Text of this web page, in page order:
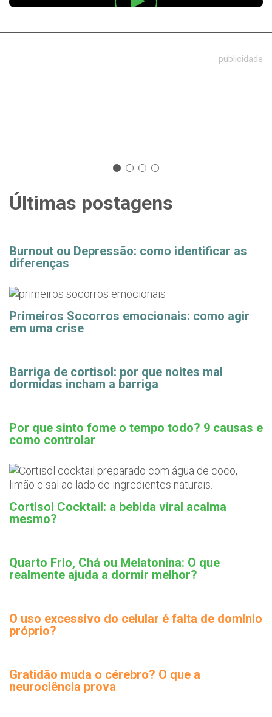
publicidade
Últimas postagens
Burnout ou Depressão: como identificar as
diferenças
Primeiros Socorros emocionais: como agir
em uma crise
Barriga de cortisol: por que noites mal
dormidas incham a barriga
Por que sinto fome o tempo todo? 9 causas e
como controlar
Cortisol Cocktail: a bebida viral acalma
mesmo?
Quarto Frio, Chá ou Melatonina: O que
realmente ajuda a dormir melhor?
O uso excessivo do celular é falta de domínio
próprio?
Gratidão muda o cérebro? O que a
neurociência prova